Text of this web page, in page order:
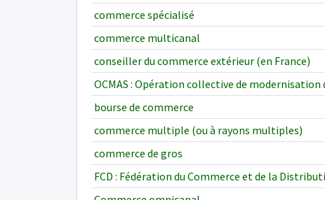
commerce spécialisé
commerce multicanal
conseiller du commerce extérieur (en France)
OCMAS : Opération collective de
bourse de commerce
commerce multiple (ou à rayons multiples)
commerce de gros
FCD : Fédération du Commerce et de la